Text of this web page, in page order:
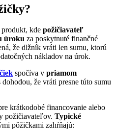
kde požičiavateľ
úroku za poskytnuté finančné
že dlžník vráti len sumu, ktorú
nákladov na úrok.
spočíva v priamom
že vráti presne túto sumu
krátkodobé financovanie alebo
požičiavateľov. Typické
pôžičkami zahŕňajú: